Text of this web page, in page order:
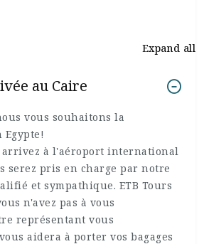
Expand all
au Caire
vous souhaitons la
arrivez à l'aéroport international
serez pris en charge par notre
et sympathique. ETB Tours
n'avez pas à vous
représentant vous
aidera à porter vos bagages